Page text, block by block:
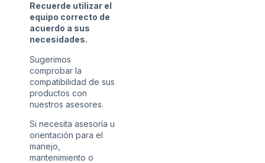
Recuerde utilizar el
equipo correcto de
acuerdo a sus
necesidades.
Sugerimos
comprobar la
compatibilidad de sus
productos con
nuestros asesores.
Si necesita asesoría u
orientación para el
manejo,
mantenimiento o